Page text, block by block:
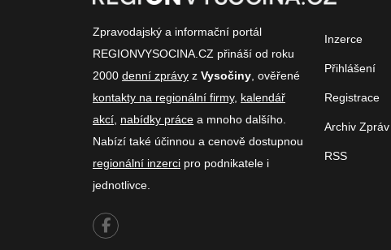
Zpravodajský a informační portál
REGIONVYSOCINA.CZ přináší od roku
2000 denní zprávy z Vysočiny , ověřené
kontakty na regionální firmy, kalendář
akcí nabídky práce a mnoho dalšího.
Nabízí také účinnou a cenově dostupnou
regionální inzerci pro podnikatele i
jednotlivce.
Inzerce
Přihlášení
Registrace
Archiv Zpráv
RSS